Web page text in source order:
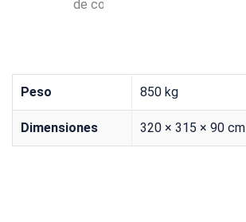
de corte
Peso 850 kg
Dimensiones 320 × 315 × 90 cm